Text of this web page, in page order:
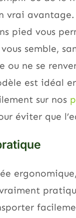
vrai avantage.
pied vous
semble,
ou ne se
est idéal
sur nos
éviter que